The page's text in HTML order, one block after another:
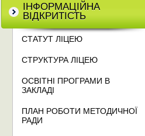
ІНФОРМАЦІЙНА
ВІДКРИТІСТЬ
СТАТУТ ЛІЦЕЮ
СТРУКТУРА ЛІЦЕЮ
ОСВІТНІ ПРОГРАМИ В
ЗАКЛАДІ
ПЛАН РОБОТИ МЕТОДИЧНОЇ
РАДИ